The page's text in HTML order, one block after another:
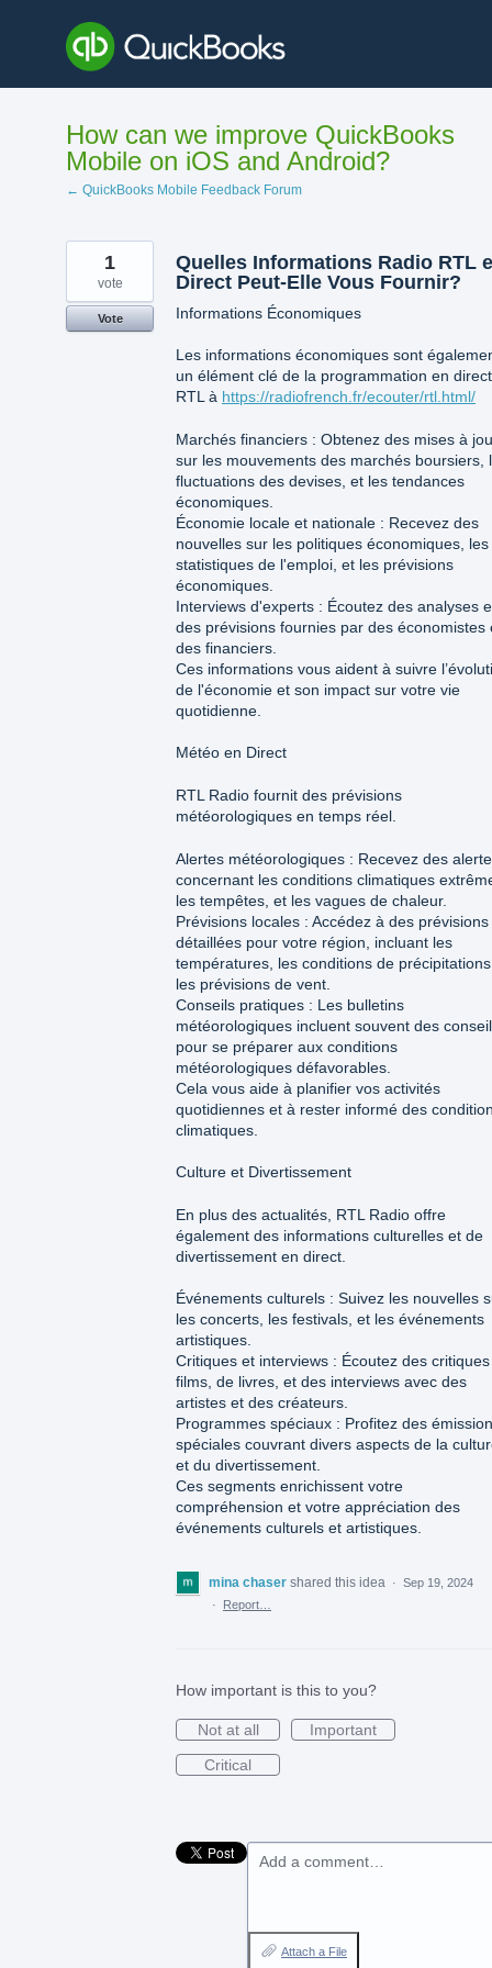
content
How can we improve QuickBooks
Mobile on iOS and Android?
← QuickBooks Mobile Feedback Forum
Quelles Informations Radio RTL
Direct Peut-Elle Vous Fournir?
Informations Économiques
Les informations économiques sont
un élément clé de la programmation en
RTL à https://radiofrench.fr/ecouter/rtl.html/
Marchés financiers : Obtenez des mises à
sur les mouvements des marchés boursiers,
fluctuations des devises, et les tendances
économiques.
Économie locale et nationale : Recevez des
nouvelles sur les politiques économiques, les
statistiques de l'emploi, et les prévisions
économiques.
Interviews d'experts : Écoutez des analyses
des prévisions fournies par des économistes
des financiers.
Ces informations vous aident à suivre
de l'économie et son impact sur votre vie
quotidienne.
Météo en Direct
RTL Radio fournit des prévisions
météorologiques en temps réel.
Alertes météorologiques : Recevez des
concernant les conditions climatiques
les tempêtes, et les vagues de chaleur.
Prévisions locales : Accédez à des prévisions
détaillées pour votre région, incluant les
températures, les conditions de
les prévisions de vent.
Conseils pratiques : Les bulletins
météorologiques incluent souvent des
pour se préparer aux conditions
météorologiques défavorables.
Cela vous aide à planifier vos activités
quotidiennes et à rester informé des
climatiques.
Culture et Divertissement
En plus des actualités, RTL Radio offre
également des informations culturelles et de
divertissement en direct.
Événements culturels : Suivez les nouvelles
les concerts, les festivals, et les événements
artistiques.
Critiques et interviews : Écoutez des
films, de livres, et des interviews avec des
artistes et des créateurs.
Programmes spéciaux : Profitez des
spéciales couvrant divers aspects de la
et du divertissement.
Ces segments enrichissent votre
compréhension et votre appréciation des
événements culturels et artistiques.
1
vote
Vote
mina chaser shared this idea · Sep 19, 2024
·
Report…
How important is this to you?
Not at all
Important
Critical
Add a comment…
Attach a File